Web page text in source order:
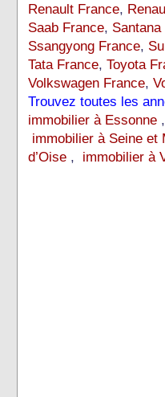
Renault France,
Saab France,
Ssangyong France,
Tata France, Toyota
Volkswagen France,
Trouvez toutes les
immobilier à Essonne
immobilier à Seine et
d’Oise, immobilier à